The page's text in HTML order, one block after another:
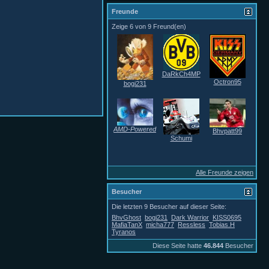
Freunde
Zeige 6 von 9 Freund(en)
bogi231
DaRkCh4MP
Octron95
AMD-Powered
Schumi
Bhvpatt99
Alle Freunde zeigen
Besucher
Die letzten 9 Besucher auf dieser Seite:
BhvGhost bogi231 Dark Warrior KISS0695
MafiaTanX micha777 Ressless Tobias.H
Tyranos
Diese Seite hatte 46.844 Besucher